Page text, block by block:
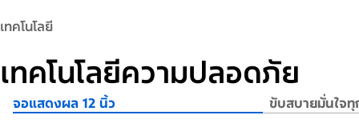
เทคโนโลยี
เทคโนโลยีความปลอดภัย
จอแสดงผล 12 นิ้ว ขับสบายมั่นใจทุ